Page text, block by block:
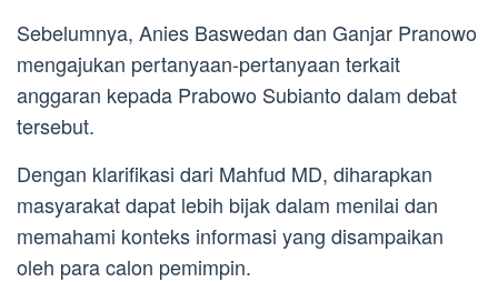
Sebelumnya, Anies Baswedan dan Ganjar Pranowo
mengajukan pertanyaan-pertanyaan terkait
anggaran kepada Prabowo Subianto dalam debat
tersebut.
Dengan klarifikasi dari Mahfud MD, diharapkan
masyarakat dapat lebih bijak dalam menilai dan
memahami konteks informasi yang disampaikan
oleh para calon pemimpin.